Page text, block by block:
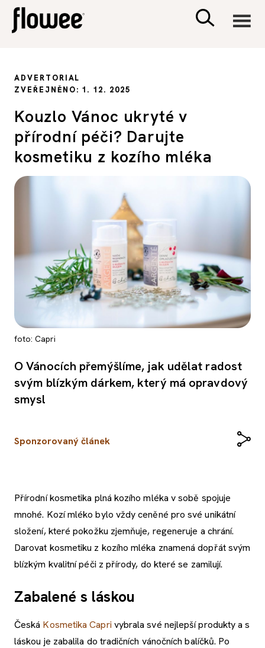
PSYCHOLOGIE
SEX A VZTAHY
PORADNA
ADVERTORIAL
ZVEŘEJNĚNO: 1. 12. 2025
Kouzlo Vánoc ukryté v
přírodní péči? Darujte
kosmetiku z kozího mléka
foto: Capri
O Vánocích přemýšlíme, jak udělat radost
svým blízkým dárkem, který má opravdový
smysl
Sponzorovaný článek
Přírodní kosmetika plná kozího mléka v sobě spojuje
mnohé. Kozí mléko bylo vždy ceněné pro své unikátní
složení, které pokožku zjemňuje, regeneruje a chrání.
Darovat kosmetiku z kozího mléka znamená dopřát svým
blízkým kvalitní péči z přírody, do které se zamilují.
Zabalené s láskou
Česká Kosmetika Capri vybrala své nejlepší produkty a s
láskou je zabalila do tradičních vánočních balíčků. Po